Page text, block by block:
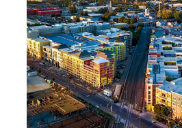
Yoga
Kochkurse
Rafting
Wandern